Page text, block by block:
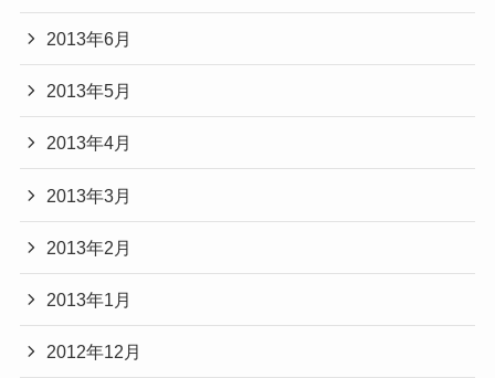
2013年6月
2013年5月
2013年4月
2013年3月
2013年2月
2013年1月
2012年12月